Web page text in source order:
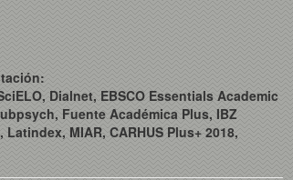
Dialnet, EBSCO Essentials Academic
Fuente Académica Plus, IBZ
MIAR, CARHUS Plus+ 2018,